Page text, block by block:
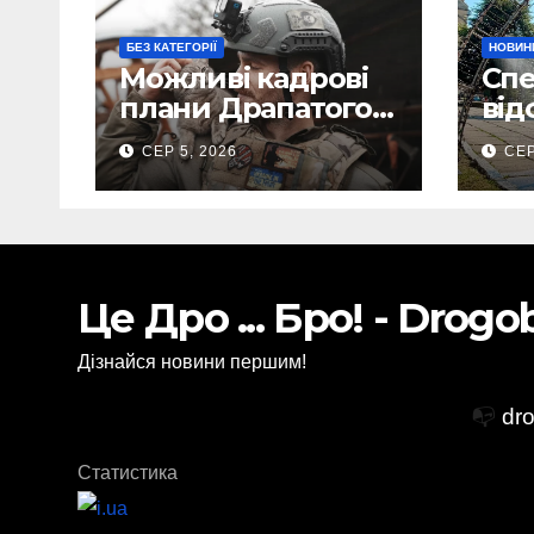
БЕЗ КАТЕГОРІЇ
Можливі кадрові
плани Драпатого:
Маркусу
пророкують
важливу посаду у
СЕР 5, 2026
Це Дро ... Бро! -
Дізнайся новини першим!
📭
Статистика